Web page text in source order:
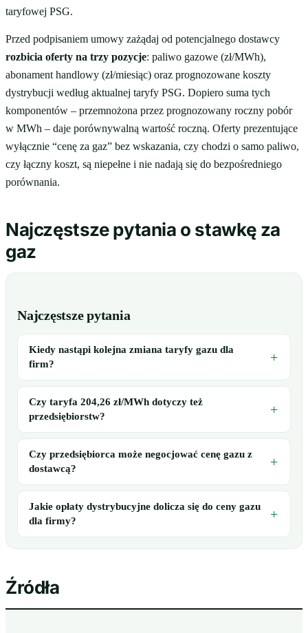
taryfowej PSG.
Przed podpisaniem umowy zażądaj od potencjalnego dostawcy
rozbicia oferty na trzy pozycje: paliwo gazowe (zł/MWh),
abonament handlowy (zł/miesiąc) oraz prognozowane koszty
dystrybucji według aktualnej taryfy PSG. Dopiero suma tych
komponentów – przemnożona przez prognozowany roczny pobór
w MWh – daje porównywalną wartość roczną. Oferty prezentujące
wyłącznie “cenę za gaz” bez wskazania, czy chodzi o samo paliwo,
czy łączny koszt, są niepełne i nie nadają się do bezpośredniego
porównania.
Najczęstsze pytania o stawkę za
gaz
Najczęstsze pytania
Kiedy nastąpi kolejna zmiana taryfy gazu dla
firm?
Czy taryfa 204,26 zł/MWh dotyczy też
przedsiębiorstw?
Czy przedsiębiorca może negocjować cenę gazu z
dostawcą?
Jakie opłaty dystrybucyjne dolicza się do ceny gazu
dla firmy?
Źródła